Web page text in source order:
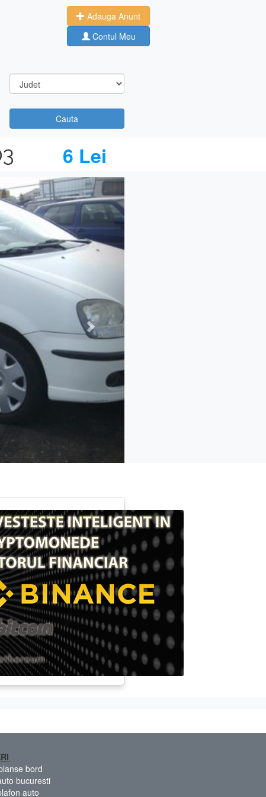
Adauga Anunt
Contul Meu
Cauta
6 Lei
Next
bord
bucuresti
auto